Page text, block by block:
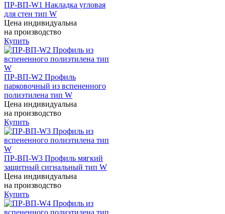
ПР-ВП-W1 Накладка угловая
для стен тип W
Цена индивидуальна
на производство
Купить
ПР-ВП-W2 Профиль
парковочный из вспененного
полиэтилена тип W
Цена индивидуальна
на производство
Купить
ПР-ВП-W3 Профиль мягкий
защитный сигнальный тип W
Цена индивидуальна
на производство
Купить